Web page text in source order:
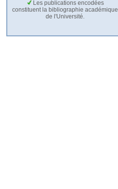
Les publications encodées
constituent la bibliographie académique
de l'Université.